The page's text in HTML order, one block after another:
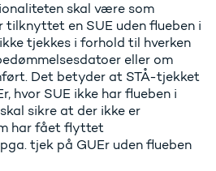
skal være som
tilknyttet en SUE uden flueben i
tjekkes i forhold til hverken
eller om
Det betyder at STÅ-tjekket
hvor SUE ikke har flueben i
sikre at der ikke er
har fået flyttet
tjek på GUEr uden flueben